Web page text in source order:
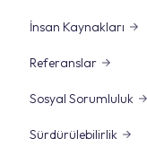
İnsan Kaynakları
Referanslar
Sosyal Sorumluluk
Sürdürülebilirlik